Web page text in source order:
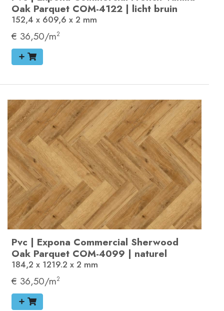
Oak Parquet COM-4122 | licht bruin
152,4 x 609,6 x 2 mm
€ 36,50/m2
Pvc | Expona Commercial Sherwood
Oak Parquet COM-4099 | naturel
184,2 x 1219.2 x 2 mm
€ 36,50/m2